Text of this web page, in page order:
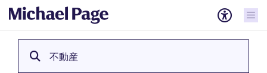
不動産